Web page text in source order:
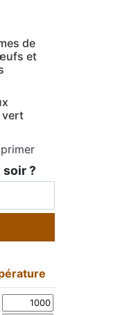
de
et
vert
soir ?